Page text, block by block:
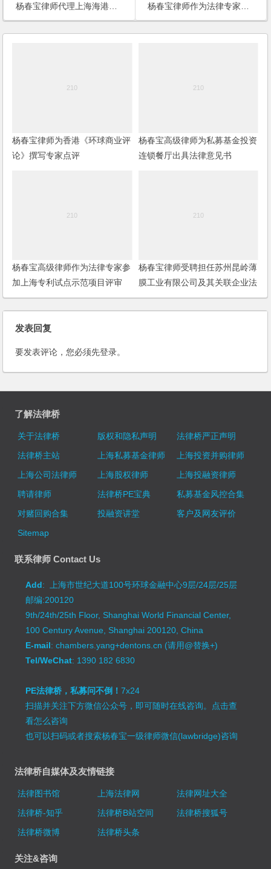
杨春宝律师代理上海海港新城围海造地项目工程款纠纷案件 杨春宝律师作为法律专家参加上海东海大桥海上风电场项目专家论证会
杨春宝律师为香港《环球商业评
论》撰写专家点评
杨春宝高级律师为私募基金投资
连锁餐厅出具法律意见书
杨春宝高级律师作为法律专家参
加上海专利试点示范项目评审
杨春宝律师受聘担任苏州昆岭薄
膜工业有限公司及其关联企业法
律顾问
发表回复
要发表评论，您必须先登录。
了解法律桥
关于法律桥 版权和隐私声明
法律桥严正声明
法律桥主站
上海私募基金律师
上海投资并购律师
上海公司法律师
上海股权律师
上海投融资律师
聘请律师
法律桥PE宝典
私募基金风控合集
对赌回购合集
投融资讲堂
客户及网友评价
Sitemap
联系律师 Contact Us
Add: 上海市世纪大道100号环球金融中心9层/24层/25层
邮编:200120
9th/24th/25th Floor, Shanghai World Financial Center,
100 Century Avenue, Shanghai 200120, China
E-mail: chambers.yang+dentons.cn (请用@替换+)
Tel/WeChat: 1390 182 6830
PE法律桥，私募问不倒！7x24
扫描并关注下方微信公众号，即可随时在线咨询。 点击查
看怎么咨询
也可以扫码或者搜索杨春宝一级律师微信(lawbridge)咨询
法律桥自媒体及友情链接
法律图书馆 上海法律网
法律网址大全
法律桥-知乎
法律桥B站空间
法律桥搜狐号
法律桥微博
法律桥头条
关注&咨询